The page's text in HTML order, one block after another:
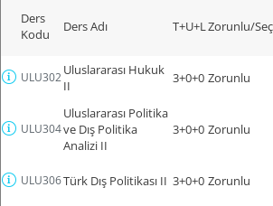
Ders
Kodu
Ders Adı T+U+LZorunlu/
ULU302Uluslararası Hukuk
II
3+0+0 Zorunlu
ULU304
Uluslararası Politika
ve Dış Politika
Analizi II
3+0+0 Zorunlu
ULU306Türk Dış Politikası II 3+0+0 Zorunlu